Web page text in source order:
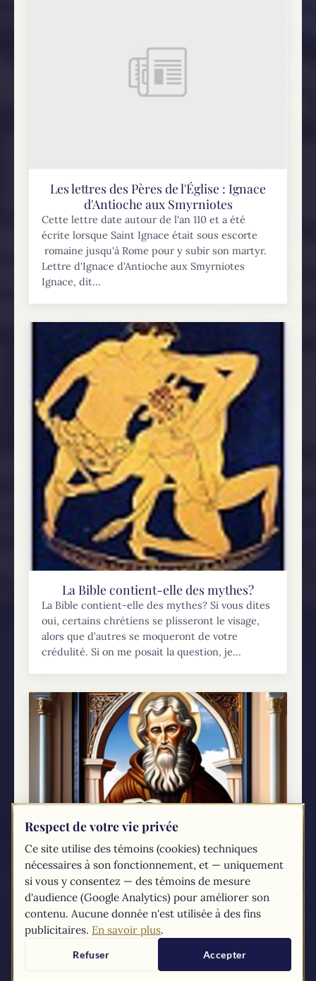
Les lettres des Pères de l'Église : Ignace
d'Antioche aux Smyrniotes
Cette lettre date autour de l'an 110 et a été
écrite lorsque Saint Ignace était sous escorte
romaine jusqu'à Rome pour y subir son martyr.
Lettre d'Ignace d'Antioche aux Smyrniotes
Ignace, dit...
La Bible contient-elle des mythes?
La Bible contient-elle des mythes? Si vous dites
oui, certains chrétiens se plisseront le visage,
alors que d’autres se moqueront de votre
crédulité. Si on me posait la question, je...
évangéliste : 21 septembre
Saint Matthieu, l'un des douze apôtres de Jésus,
est une figure emblématique de la
transformation et de la grâce. Bien que les
informations à son sujet soient fragmentaires,
l'Évangile nous...
Respect de votre vie privée
Ce site utilise des témoins (cookies) techniques
nécessaires à son fonctionnement, et — uniquement
si vous y consentez — des témoins de mesure
d'audience (Google Analytics) pour améliorer son
contenu. Aucune donnée n'est utilisée à des fins
publicitaires. En savoir plus.
Refuser Accepter